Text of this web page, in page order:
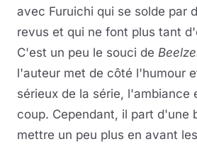
avec Furuichi qui se solde par
revus et qui ne font plus tant
C'est un peu le souci de
l'auteur met de côté l'humour
sérieux de la série, l'ambiance
coup. Cependant, il part d'une
mettre un peu plus en avant